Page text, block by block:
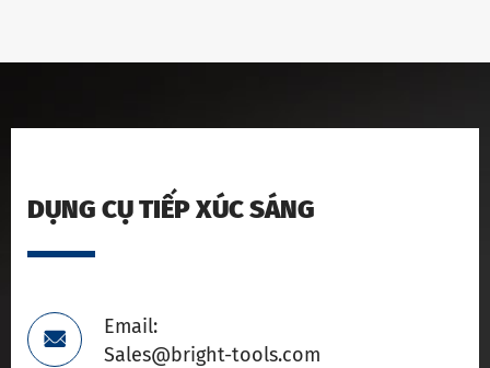
DỤNG CỤ TIẾP XÚC SÁNG

Email:
Sales@bright-tools.com